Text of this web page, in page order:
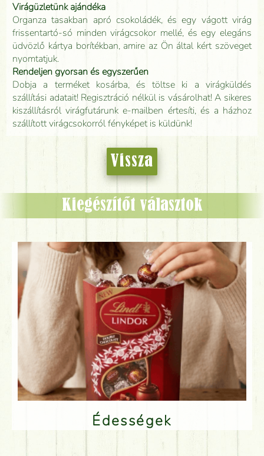
Virágüzletünk ajándéka
Organza tasakban apró csokoládék, és egy vágott virág
frissentartó-só minden virágcsokor mellé, és egy elegáns
üdvözlő kártya borítékban, amire az Ön által kért szöveget
nyomtatjuk.
Rendeljen gyorsan és egyszerűen
Dobja a terméket kosárba, és töltse ki a virágküldés
szállítási adatait! Regisztráció nélkül is vásárolhat! A sikeres
kiszállításról virágfutárunk e-mailben értesíti, és a házhoz
szállított virágcsokorról fényképet is küldünk!
Vissza
Kiegészítőt választok
Édességek